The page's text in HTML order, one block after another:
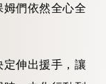
們依然全心全
伸出援手，讓